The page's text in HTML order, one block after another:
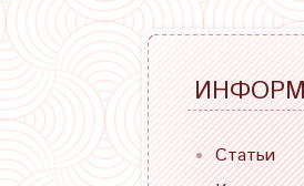
Статьи